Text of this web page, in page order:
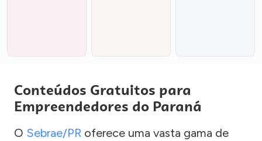
Conteúdos Gratuitos para
Empreendedores do Paraná
O Sebrae/PR oferece uma vasta gama de